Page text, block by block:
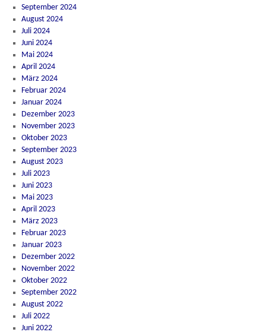
September 2024
August 2024
Juli 2024
Juni 2024
Mai 2024
April 2024
März 2024
Februar 2024
Januar 2024
Dezember 2023
November 2023
Oktober 2023
September 2023
August 2023
Juli 2023
Juni 2023
Mai 2023
April 2023
März 2023
Februar 2023
Januar 2023
Dezember 2022
November 2022
Oktober 2022
September 2022
August 2022
Juli 2022
Juni 2022